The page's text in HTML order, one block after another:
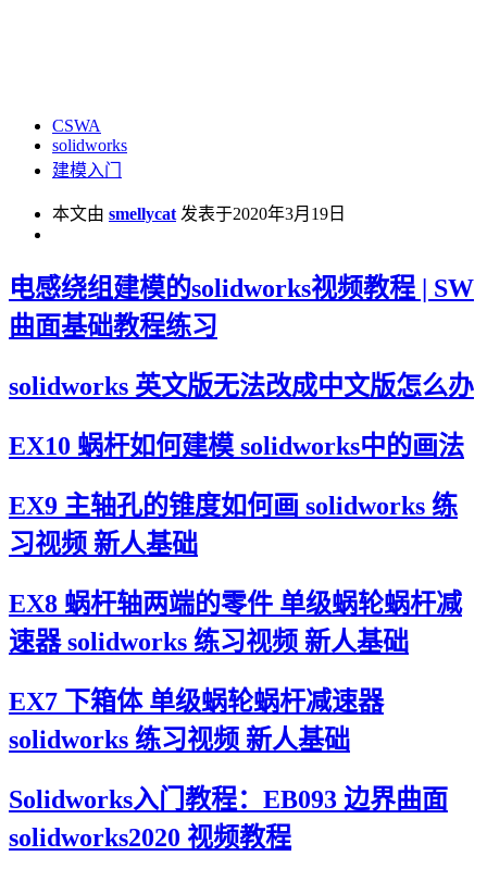
CSWA
solidworks
建模入门
本文由 smellycat 发表于2020年3月19日
电感绕组建模的solidworks视频教程 | SW
曲面基础教程练习
solidworks 英文版无法改成中文版怎么办
EX10 蜗杆如何建模 solidworks中的画法
EX9 主轴孔的锥度如何画 solidworks 练
习视频 新人基础
EX8 蜗杆轴两端的零件 单级蜗轮蜗杆减
速器 solidworks 练习视频 新人基础
EX7 下箱体 单级蜗轮蜗杆减速器
solidworks 练习视频 新人基础
Solidworks入门教程：EB093 边界曲面
solidworks2020 视频教程